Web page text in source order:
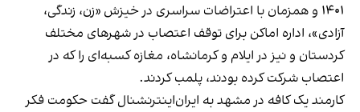
۱۴۰۱ و همزمان با اعتراضات سراسری در خیزش «زن، زندگی،
آزادی»، اداره اماکن برای توقف اعتصاب در شهرهای مختلف
کردستان و نیز در ایلام و کرمانشاه، مغازه کسبه‌ای را که در
اعتصاب شرکت کرده بودند، پلمب کردند.
کارمند یک کافه در مشهد به ایران‌اینترنشنال گفت حکومت فکر